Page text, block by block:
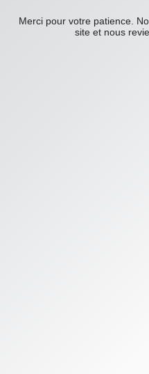
Merci pour votre patience.
site et nous